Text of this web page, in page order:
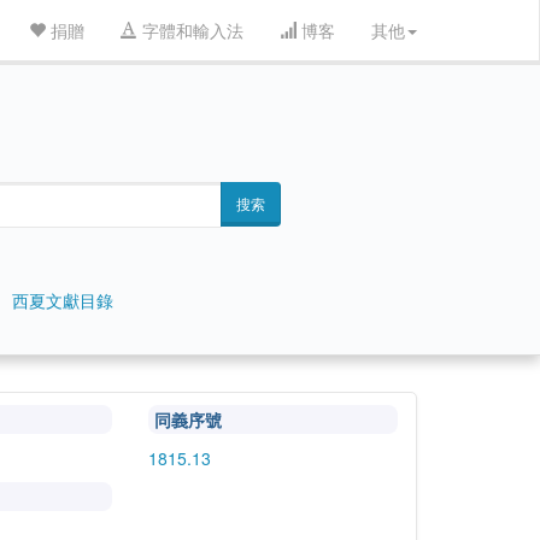
捐贈 字體和輸入法 博客 其他
搜索
西夏文獻目錄
同義序號
1815.13